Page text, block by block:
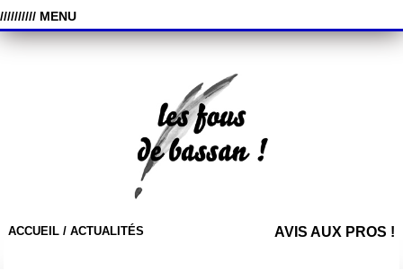
////////// MENU
ACCUEIL / ACTUALITÉS AVIS AUX PROS !